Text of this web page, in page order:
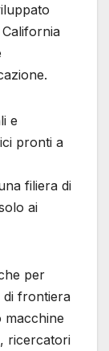
e
pronti a
filiera di
ai
per
di frontiera
macchine
ricercatori